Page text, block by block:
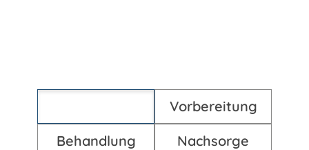
Vorbereitung
Behandlung
Nachsorge